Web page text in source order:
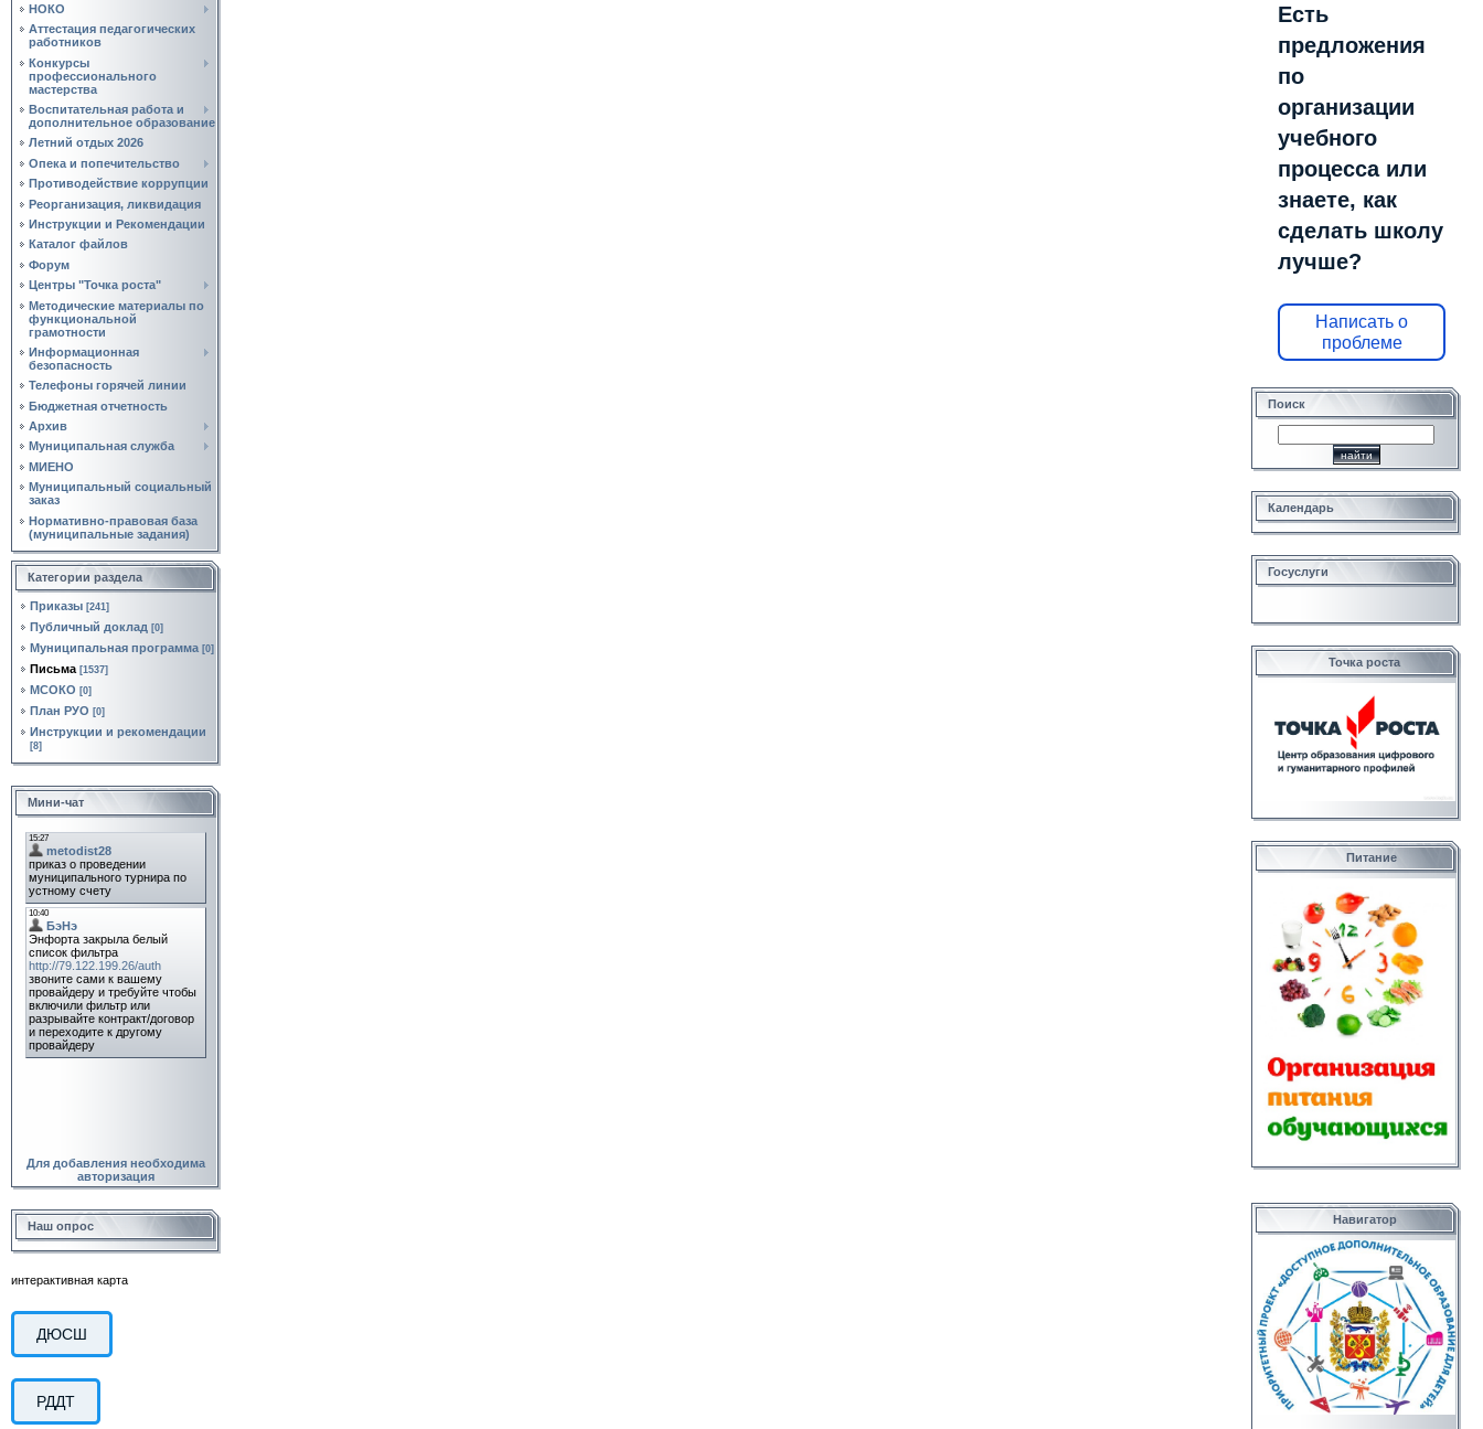
НОКО
Аттестация педагогических
работников
Конкурсы
профессионального
мастерства
Воспитательная работа и
дополнительное образование
Летний отдых 2026
Опека и попечительство
Противодействие коррупции
Реорганизация, ликвидация
Инструкции и Рекомендации
Каталог файлов
Форум
Центры "Точка роста"
Методические материалы по
функциональной
грамотности
Информационная
безопасность
Телефоны горячей линии
Бюджетная отчетность
Архив
Муниципальная служба
МИЕНО
Муниципальный социальный
заказ
Нормативно‑правовая база
(муниципальные задания)
Категории раздела
Приказы [241]
Публичный доклад [0]
Муниципальная программа [0]
Письма [1537]
МСОКО [0]
План РУО [0]
Инструкции и рекомендации
[8]
Мини-чат
Для добавления необходима
авторизация
Наш опрос
интерактивная карта
ДЮСШ
РДДТ
Есть
предложения
по
организации
учебного
процесса или
знаете, как
сделать школу
лучше?
Написать о
проблеме
Поиск
Календарь
Госуслуги
Точка роста
Питание
Навигатор